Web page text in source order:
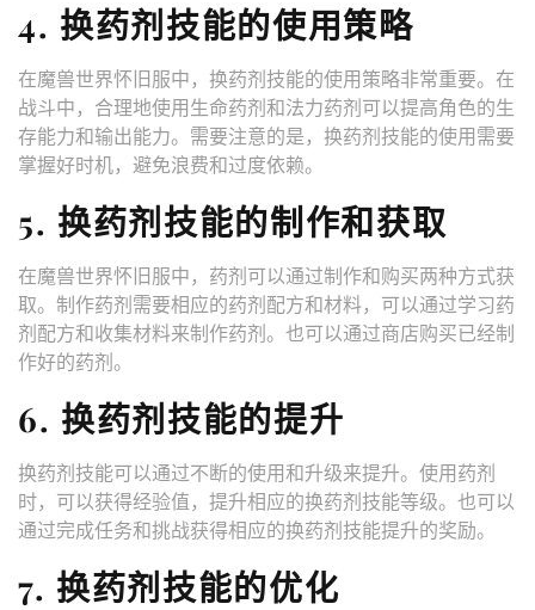
4. 换药剂技能的使用策略
在魔兽世界怀旧服中，换药剂技能的使用策略非常重要。在
战斗中，合理地使用生命药剂和法力药剂可以提高角色的生
存能力和输出能力。需要注意的是，换药剂技能的使用需要
掌握好时机，避免浪费和过度依赖。
5. 换药剂技能的制作和获取
在魔兽世界怀旧服中，药剂可以通过制作和购买两种方式获
取。制作药剂需要相应的药剂配方和材料，可以通过学习药
剂配方和收集材料来制作药剂。也可以通过商店购买已经制
作好的药剂。
6. 换药剂技能的提升
换药剂技能可以通过不断的使用和升级来提升。使用药剂
时，可以获得经验值，提升相应的换药剂技能等级。也可以
通过完成任务和挑战获得相应的换药剂技能提升的奖励。
7. 换药剂技能的优化